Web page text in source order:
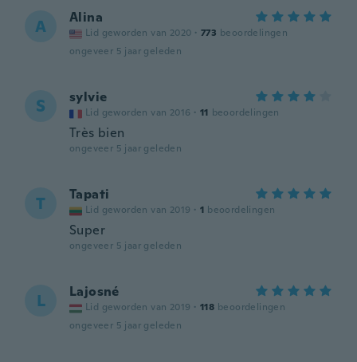
A Alina
Lid geworden van 2020 · 773 beoordelingen
ongeveer 5 jaar geleden
S sylvie
Lid geworden van 2016 · 11 beoordelingen
Très bien
ongeveer 5 jaar geleden
T Tapati
Lid geworden van 2019 · 1 beoordelingen
Super
ongeveer 5 jaar geleden
L Lajosné
Lid geworden van 2019 · 118 beoordelingen
ongeveer 5 jaar geleden